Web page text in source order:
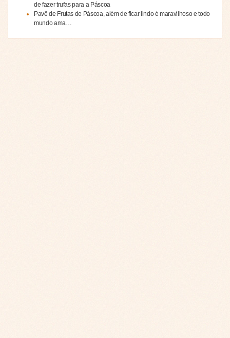
de fazer trufas para a Páscoa
Pavê de Frutas de Páscoa, além de ficar lindo é maravilhoso e todo
mundo ama…